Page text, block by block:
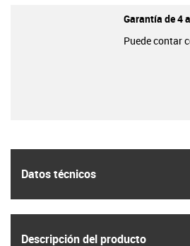
Datos técnicos
Descripción del producto
Garantía de 4
Puede contar